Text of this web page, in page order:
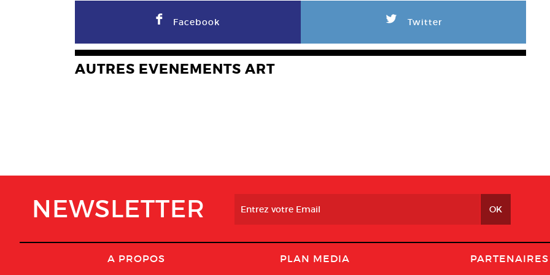
F Facebook L Twitter
AUTRES EVENEMENTS ART
NEWSLETTER
A PROPOS PLAN MEDIA PARTENAIRES